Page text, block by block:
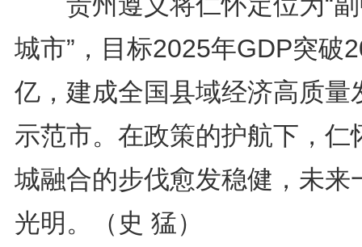
城市”，目标2025年GDP突破
亿，建成全国县域经济高质量
示范市。在政策的护航下，仁
城融合的步伐愈发稳健，未来
光明。（史 猛）